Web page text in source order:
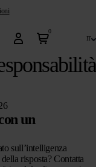
0
it
un
sull’intelligenza
risposta? Contatta